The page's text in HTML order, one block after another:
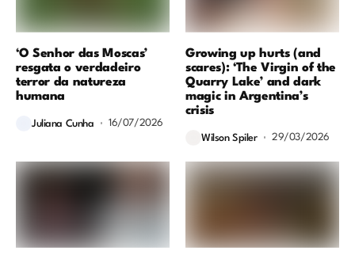
‘O Senhor das Moscas’
resgata o verdadeiro
terror da natureza
humana
Juliana Cunha 16/07/2026
Growing up hurts (and
scares): ‘The Virgin of the
Quarry Lake’ and dark
magic in Argentina’s
crisis
Wilson Spiler 29/03/2026